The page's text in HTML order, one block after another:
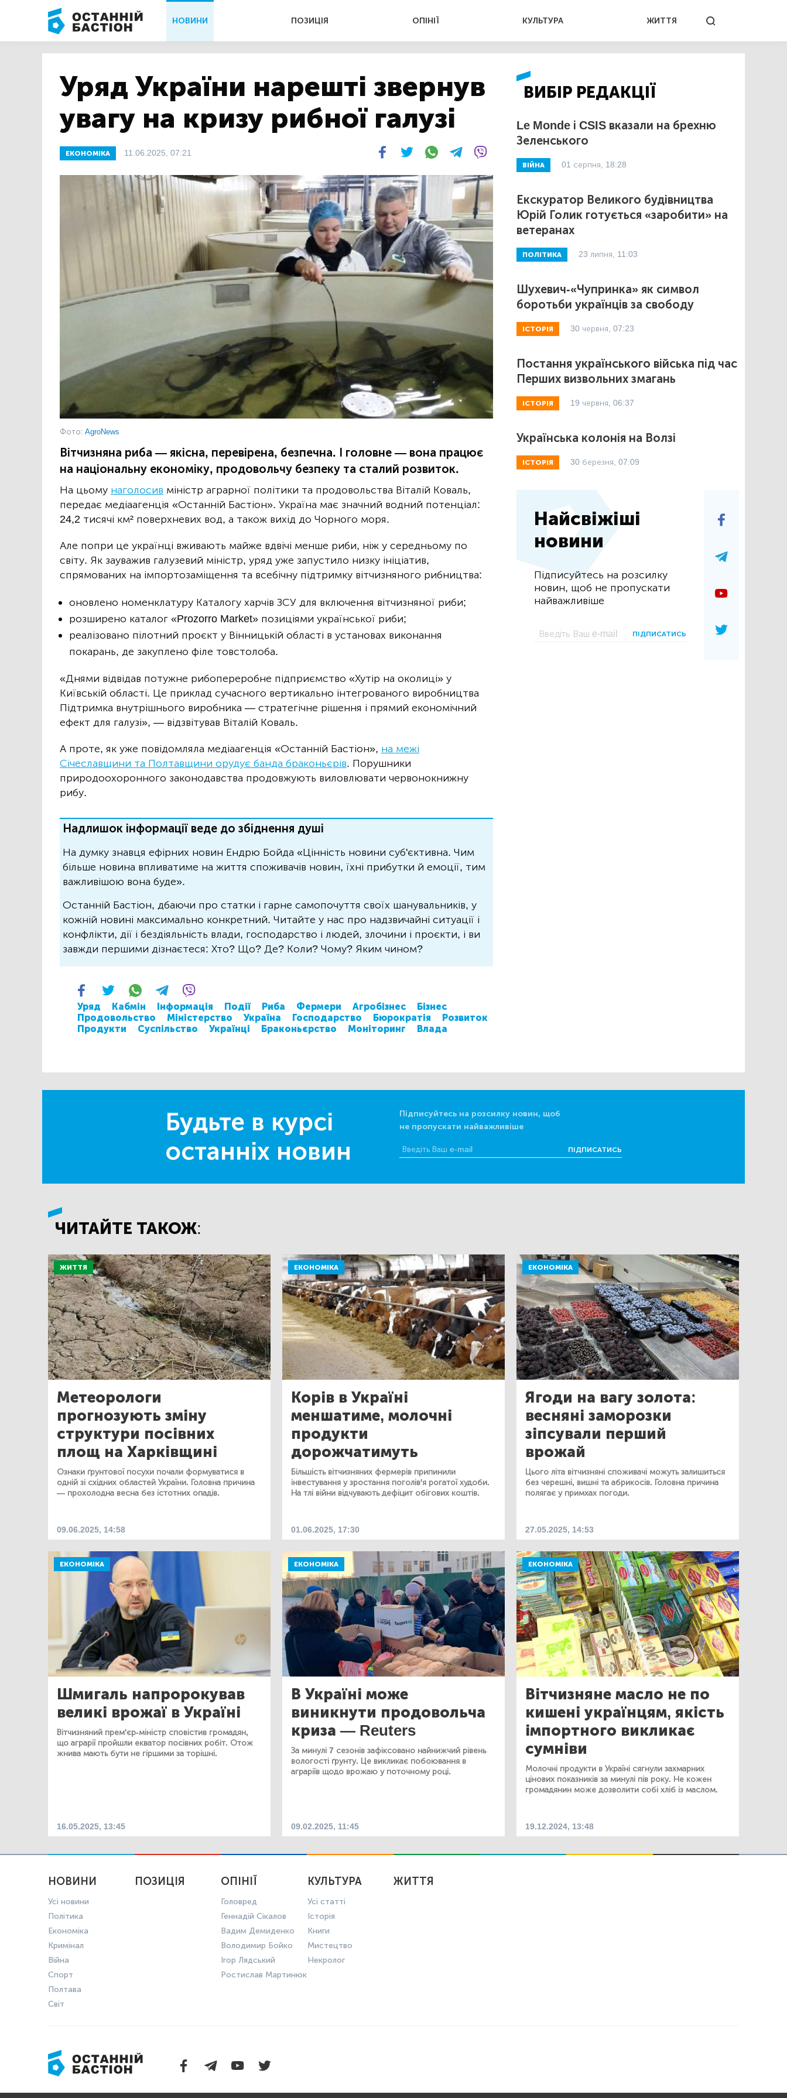
НОВИНИ ПОЗИЦІЯ ОПІНІЇ КУЛЬТУРА ЖИТТЯ
Уряд України нарешті звернув
увагу на кризу рибної галузі
ЕКОНОМІКА 11.06.2025, 07:21
Фото: AgroNews
Вітчизняна риба — якісна, перевірена, безпечна. І головне — вона працює
на національну економіку, продовольчу безпеку та сталий розвиток.
На цьому наголосив міністр аграрної політики та продовольства Віталій Коваль,
передає медіаагенція «Останній Бастіон». Україна має значний водний потенціал:
24,2 тисячі км² поверхневих вод, а також вихід до Чорного моря.
Але попри це українці вживають майже вдвічі менше риби, ніж у середньому по
світу. Як зауважив галузевий міністр, уряд уже запустило низку ініціатив,
спрямованих на імпортозаміщення та всебічну підтримку вітчизняного рибництва:
оновлено номенклатуру Каталогу харчів ЗСУ для включення вітчизняної риби;
розширено каталог «Prozorro Market» позиціями української риби;
реалізовано пілотний проєкт у Вінницькій області в установах виконання
покарань, де закуплено філе товстолоба.
«Днями відвідав потужне рибопереробне підприємство «Хутір на околиці» у
Київській області. Це приклад сучасного вертикально інтегрованого виробництва
Підтримка внутрішнього виробника — стратегічне рішення і прямий економічний
ефект для галузі», — відзвітував Віталій Коваль.
А проте, як уже повідомляла медіаагенція «Останній Бастіон», на межі
Січеславщини та Полтавщини орудує банда браконьєрів. Порушники
природоохоронного законодавства продовжують виловлювати червонокнижну
рибу.
Надлишок інформації веде до збіднення душі
На думку знавця ефірних новин Ендрю Бойда «Цінність новини суб'єктивна. Чим
більше новина впливатиме на життя споживачів новин, їхні прибутки й емоції, тим
важливішою вона буде».
Останній Бастіон, дбаючи про статки і гарне самопочуття своїх шанувальників, у
кожній новині максимально конкретний. Читайте у нас про надзвичайні ситуації і
конфлікти, дії і бездіяльність влади, господарство і людей, злочини і проєкти, і ви
завжди першими дізнаєтеся: Хто? Що? Де? Коли? Чому? Яким чином?
Уряд Кабмін Інформація Події Риба Фермери Агробізнес
Бізнес
Продовольство
Міністерство Україна Господарство Бюрократія
Розвиток
Продукти
Суспільство Українці Браконьєрство Моніторинг Влада
ВИБІР РЕДАКЦІЇ
Le Monde і CSIS вказали на брехню
Зеленського
ВІЙНА 01 серпня, 18:28
Екскуратор Великого будівництва
Юрій Голик готується «заробити» на
ветеранах
ПОЛІТИКА 23 липня, 11:03
Шухевич-«Чупринка» як символ
боротьби українців за свободу
ІСТОРІЯ 30 червня, 07:23
Постання українського війська під час
Перших визвольних змагань
ІСТОРІЯ 19 червня, 06:37
Українська колонія на Волзі
ІСТОРІЯ 30 березня, 07:09
Найсвіжіші
новини
Підписуйтесь на розсилку
новин, щоб не пропускати
найважливіше
ПІДПИСАТИСЬ
Будьте в курсі
останніх новин
Підписуйтесь на розсилку новин, щоб
не пропускати найважливіше
ПІДПИСАТИСЬ
ЧИТАЙТЕ ТАКОЖ:
ЖИТТЯ
Метеорологи
прогнозують зміну
структури посівних
площ на Харківщині
Ознаки ґрунтової посухи почали формуватися в
одній зі східних областей України. Головна причина
— прохолодна весна без істотних опадів.
09.06.2025, 14:58
ЕКОНОМІКА
Корів в Україні
меншатиме, молочні
продукти
дорожчатимуть
Більшість вітчизняних фермерів припинили
інвестування у зростання поголів'я рогатої худоби.
На тлі війни відчувають дефіцит обігових коштів.
01.06.2025, 17:30
ЕКОНОМІКА
Ягоди на вагу золота:
весняні заморозки
зіпсували перший
врожай
Цього літа вітчизняні споживачі можуть залишиться
без черешні, вишні та абрикосів. Головна причина
полягає у примхах погоди.
27.05.2025, 14:53
ЕКОНОМІКА
Шмигаль напророкував
великі врожаї в Україні
Вітчизняний прем'єр-міністр сповістив громадян,
що аграрії пройшли екватор посівних робіт. Отож
жнива мають бути не гіршими за торішні.
16.05.2025, 13:45
ЕКОНОМІКА
В Україні може
виникнути продовольча
криза — Reuters
За минулі 7 сезонів зафіксовано найнижчий рівень
вологості ґрунту. Це викликає побоювання в
аграріїв щодо врожаю у поточному році.
09.02.2025, 11:45
ЕКОНОМІКА
Вітчизняне масло не по
кишені українцям, якість
імпортного викликає
сумніви
Молочні продукти в Україні сягнули захмарних
цінових показників за минулі пів року. Не кожен
громадянин може дозволити собі хліб із маслом.
19.12.2024, 13:48
НОВИНИ
Усі новини
Політика
Економіка
Кримінал
Війна
Спорт
Полтава
Світ
ПОЗИЦІЯ ОПІНІЇ
Головред
Геннадій Сікалов
Вадим Демиденко
Володимир Бойко
Ігор Лядський
Ростислав Мартинюк
КУЛЬТУРА
Усі статті
Історія
Книги
Мистецтво
Некролог
ЖИТТЯ